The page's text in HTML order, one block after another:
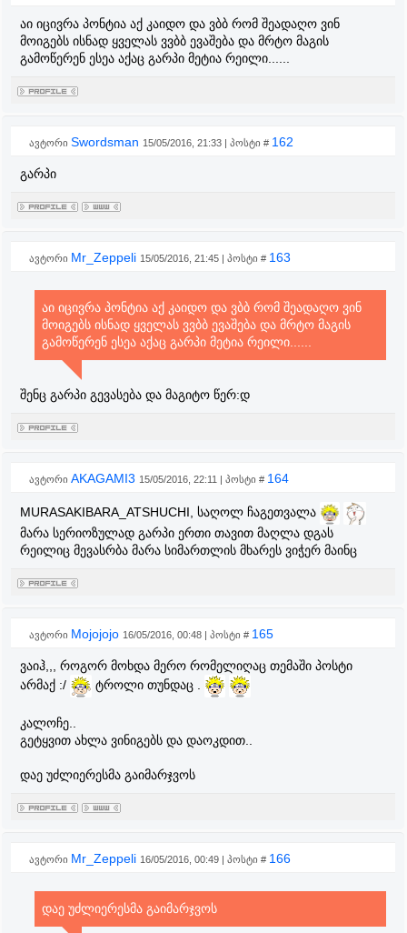
აი იცივრა პონტია აქ კაიდო და ვბბ რომ შეადაღო ვინ
მოიგებს ისნად ყველას ვვბბ ევაშება და მრტო მაგის
გამოწერენ ესეა აქაც გარპი მეტია რეილი......
ავტორი Swordsman 15/05/2016, 21:33 | პოსტი # 162
გარპი
ავტორი Mr_Zeppeli 15/05/2016, 21:45 | პოსტი # 163
აი იცივრა პონტია აქ კაიდო და ვბბ რომ შეადაღო ვინ
მოიგებს ისნად ყველას ვვბბ ევაშება და მრტო მაგის
გამოწერენ ესეა აქაც გარპი მეტია რეილი......
შენც გარპი გევასება და მაგიტო წერ:დ
ავტორი AKAGAMI3 15/05/2016, 22:11 | პოსტი # 164
MURASAKIBARA_ATSHUCHI, საღოლ ჩაგეთვალა
მარა სერიოზულად გარპი ერთი თავით მაღლა დგას
რეილიც მევასრბა მარა სიმართლის მხარეს ვიჭერ მაინც
ავტორი Mojojojo 16/05/2016, 00:48 | პოსტი # 165
ვაიჰ,,, როგორ მოხდა მერო რომელიღაც თემაში პოსტი
არმაქ :/
ტროლი თუნდაც .
კალოჩე..
გეტყვით ახლა ვინიგებს და დაოკდით..
დაე უძლიერესმა გაიმარჯვოს
ავტორი Mr_Zeppeli 16/05/2016, 00:49 | პოსტი # 166
დაე უძლიერესმა გაიმარჯვოს